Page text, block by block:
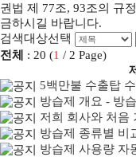
권법 제 77조, 93조의 규
금하시길 바랍니다.
검색대상선택
전체 : 20 (1 / 2 Page)
5백만불 수출탑
방습제 개요 - 방습제 관련 일반
저희 회사와 처음 거래 하시는 방
방습제 종류별 비
방습제 사용량 자